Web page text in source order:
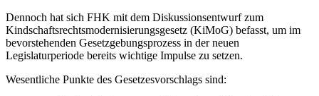
Dennoch hat sich FHK mit dem Diskussionsentwurf zum
Kindschaftsrechtsmodernisierungsgesetz (KiMoG) befasst, um im
bevorstehenden Gesetzgebungsprozess in der neuen
Legislaturperiode bereits wichtige Impulse zu setzen.
Wesentliche Punkte des Gesetzesvorschlags sind: